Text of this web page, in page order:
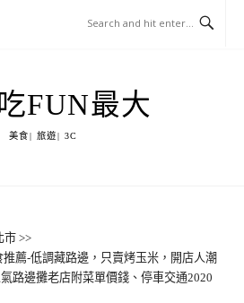
FUN最大
美食| 旅遊| 3C
市 >>
薦-低調藏路邊，只賣烤玉米，開店人潮
路邊攤老店附菜單價錢、停車交通2020